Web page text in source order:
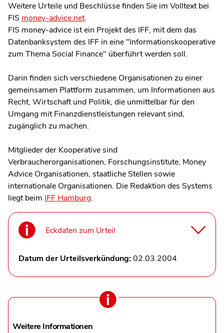
Weitere Urteile und Beschlüsse finden Sie im Volltext bei
FIS money-advice.net.
FIS money-advice ist ein Projekt des IFF, mit dem das
Datenbanksystem des IFF in eine "Informationskooperative
zum Thema Social Finance" überführt werden soll.
Darin finden sich verschiedene Organisationen zu einer
gemeinsamen Plattform zusammen, um Informationen aus
Recht, Wirtschaft und Politik, die unmittelbar für den
Umgang mit Finanzdienstleistungen relevant sind,
zugänglich zu machen.
Mitglieder der Kooperative sind
Verbraucherorganisationen, Forschungsinstitute, Money
Advice Organisationen, staatliche Stellen sowie
internationale Organisationen. Die Redaktion des Systems
liegt beim IFF Hamburg.
Eckdaten zum Urteil
Datum der Urteilsverkündung:02.03.2004
Weitere Informationen